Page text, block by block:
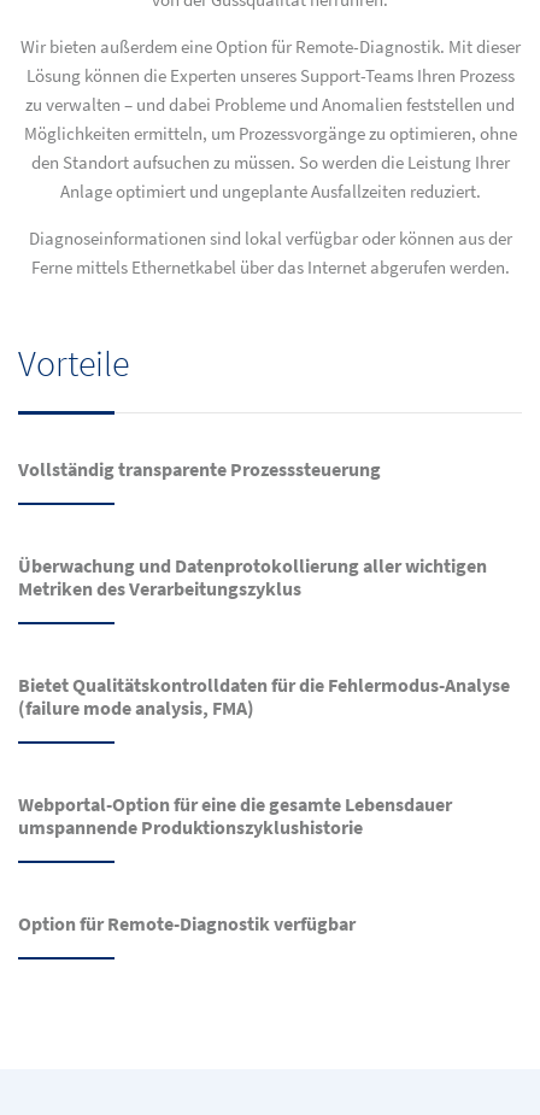
Wir bieten außerdem eine Option für Remote-Diagnostik. Mit dieser
Lösung können die Experten unseres Support-Teams Ihren Prozess
zu verwalten – und dabei Probleme und Anomalien feststellen und
Möglichkeiten ermitteln, um Prozessvorgänge zu optimieren, ohne
den Standort aufsuchen zu müssen. So werden die Leistung Ihrer
Anlage optimiert und ungeplante Ausfallzeiten reduziert.
Diagnoseinformationen sind lokal verfügbar oder können aus der
Ferne mittels Ethernetkabel über das Internet abgerufen werden.
Vorteile
Vollständig transparente Prozesssteuerung
Überwachung und Datenprotokollierung aller wichtigen
Metriken des Verarbeitungszyklus
Bietet Qualitätskontrolldaten für die Fehlermodus-Analyse
(failure mode analysis, FMA)
Webportal-Option für eine die gesamte Lebensdauer
umspannende Produktionszyklushistorie
Option für Remote-Diagnostik verfügbar